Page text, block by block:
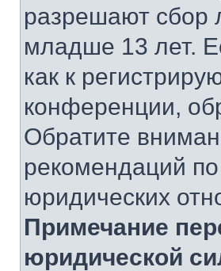
разрешают сбор
младше 13 лет.
как к
конференции,
Обратите
рекомендаций
юридических
Примечание
юридической